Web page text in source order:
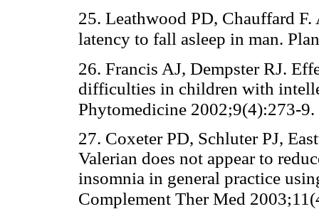
25. Leathwood PD, Chauffard
latency to fall asleep in man.
26. Francis AJ, Dempster RJ.
difficulties in children with
Phytomedicine 2002;9(4):273-9.
27. Coxeter PD, Schluter PJ,
Valerian does not appear to
insomnia in general practice
Complement Ther Med